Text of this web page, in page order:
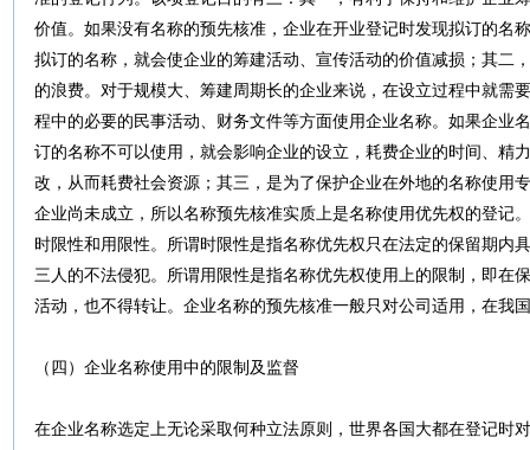
价值。如果没有名称的预先核准，企业在开业登记时发现拟订的名
拟订的名称，就会使企业的筹建活动、宣传活动的价值减损；其二
的浪费。对于规模大、筹建周期长的企业来说，在设立过程中就需
程中的必要的民事活动、财务文件等方面使用企业名称。如果企业
订的名称不可以使用，就会影响企业的设立，耗费企业的时间、精
改，从而耗费社会资源；其三，是为了保护企业在外地的名称使用
企业尚未成立，所以名称预先核准实质上是名称使用优先权的登记
时限性和用限性。所谓时限性是指名称优先权只在法定的保留期内
三人的不法侵犯。所谓用限性是指名称优先权使用上的限制，即在
活动，也不得转让。企业名称的预先核准一般只对公司适用，在我
（四）企业名称使用中的限制及监督
在企业名称选定上无论采取何种立法原则，世界各国大都在登记时